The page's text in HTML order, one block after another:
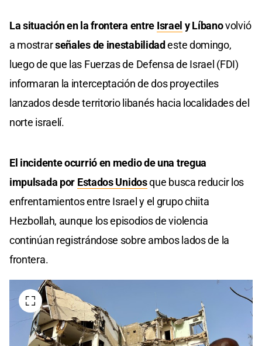
La situación en la frontera entre Israel y Líbanovolvió
a mostrarseñales de inestabilidadeste domingo,
luego de que las Fuerzas de Defensa de Israel (FDI)
informaran la interceptación de dos proyectiles
lanzados desde territorio libanés hacia localidades del
norte israelí.
El incidente ocurrió en medio de una tregua
impulsada por Estados Unidosque busca reducir los
enfrentamientos entre Israel y el grupo chiita
Hezbollah, aunque los episodios de violencia
continúan registrándose sobre ambos lados de la
frontera.